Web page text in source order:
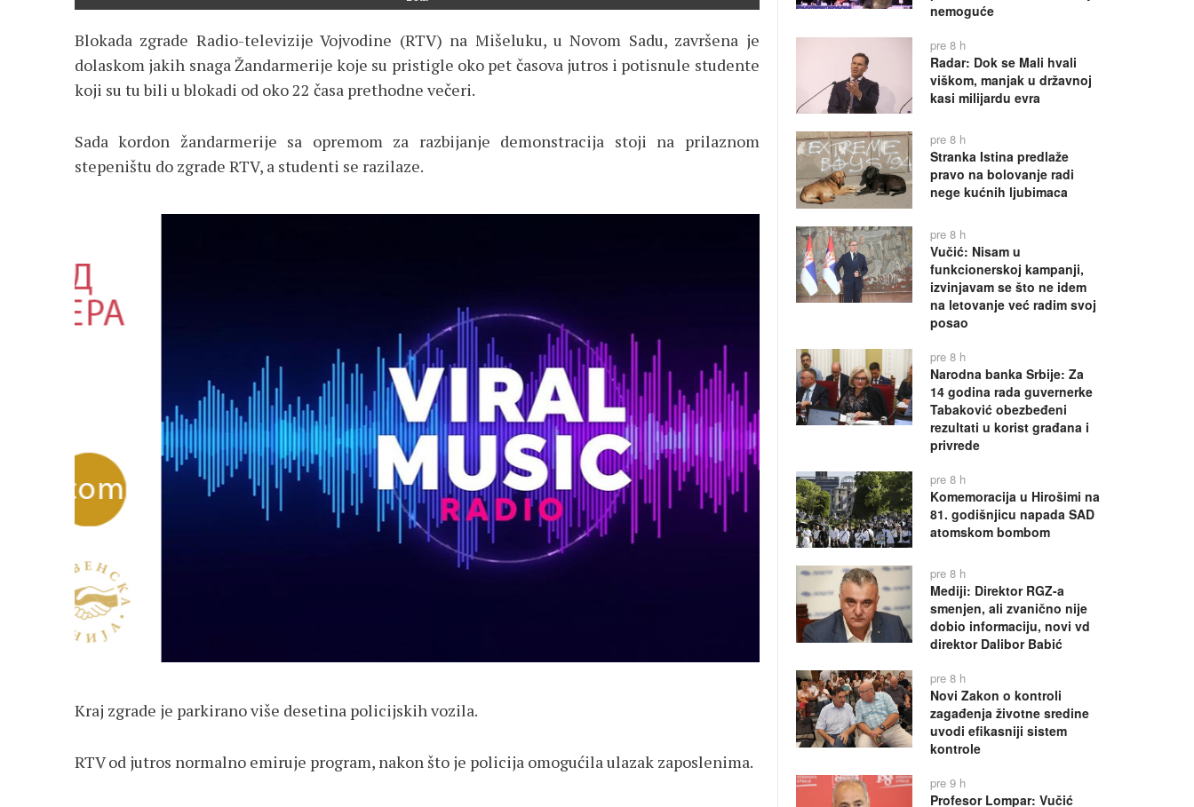
Blokada zgrade Radio-televizije Vojvodine (RTV) na Mišeluku, u Novom Sadu, završena je
dolaskom jakih snaga Žandarmerije koje su pristigle oko pet časova jutros i potisnule studente
koji su tu bili u blokadi od oko 22 časa prethodne večeri.
Sada kordon žandarmerije sa opremom za razbijanje demonstracija stoji na prilaznom
stepeništu do zgrade RTV, a studenti se razilaze.
Kraj zgrade je parkirano više desetina policijskih vozila.
RTV od jutros normalno emiruje program, nakon što je policija omogućila ulazak zaposlenima.
nemoguće
pre 8 h
Radar: Dok se Mali hvali
viškom, manjak u državnoj
kasi milijardu evra
pre 8 h
Stranka Istina predlaže
pravo na bolovanje radi
nege kućnih ljubimaca
pre 8 h
Vučić: Nisam u
funkcionerskoj kampanji,
izvinjavam se što ne idem
na letovanje već radim svoj
posao
pre 8 h
Narodna banka Srbije: Za
14 godina rada guvernerke
Tabaković obezbeđeni
rezultati u korist građana i
privrede
pre 8 h
Komemoracija u Hirošimi na
81. godišnjicu napada SAD
atomskom bombom
pre 8 h
Mediji: Direktor RGZ-a
smenjen, ali zvanično nije
dobio informaciju, novi vd
direktor Dalibor Babić
pre 8 h
Novi Zakon o kontroli
zagađenja životne sredine
uvodi efikasniji sistem
kontrole
pre 9 h
Profesor Lompar: Vučić